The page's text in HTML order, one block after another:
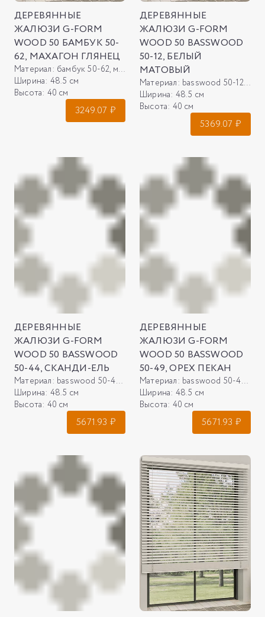
ДЕРЕВЯННЫЕ
ЖАЛЮЗИ G-FORM
WOOD 50 БАМБУК 50-
62, МАХАГОН ГЛЯНЕЦ
Материал: бамбук 50-62, махагон глянец
Ширина: 48.5 см
Высота: 40 см
3249.07 ₽
ДЕРЕВЯННЫЕ
ЖАЛЮЗИ G-FORM
WOOD 50 BASSWOOD
50-12, БЕЛЫЙ
МАТОВЫЙ
Материал: basswood 50-12, белый матовый
Ширина: 48.5 см
Высота: 40 см
5369.07 ₽
ДЕРЕВЯННЫЕ
ЖАЛЮЗИ G-FORM
WOOD 50 BASSWOOD
50-44, СКАНДИ-ЕЛЬ
Материал: basswood 50-44, сканди-ель
Ширина: 48.5 см
Высота: 40 см
5671.93 ₽
ДЕРЕВЯННЫЕ
ЖАЛЮЗИ G-FORM
WOOD 50 BASSWOOD
50-49, ОРЕХ ПЕКАН
Материал: basswood 50-49, орех пекан
Ширина: 48.5 см
Высота: 40 см
5671.93 ₽